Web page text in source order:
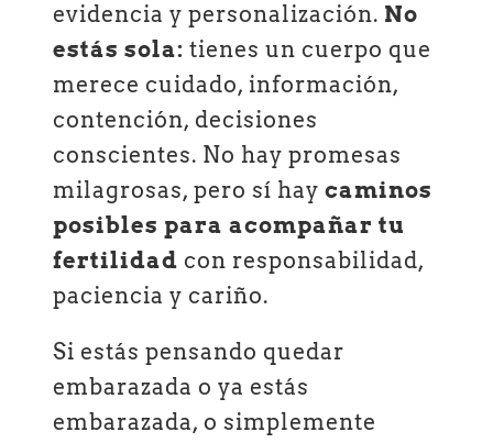
evidencia y personalización. No
estás sola: tienes un cuerpo que
merece cuidado, información,
contención, decisiones
conscientes. No hay promesas
milagrosas, pero sí haycaminos
posibles para acompañar tu
fertilidad con responsabilidad,
paciencia y cariño.
Si estás pensando quedar
embarazada o ya estás
embarazada, o simplemente